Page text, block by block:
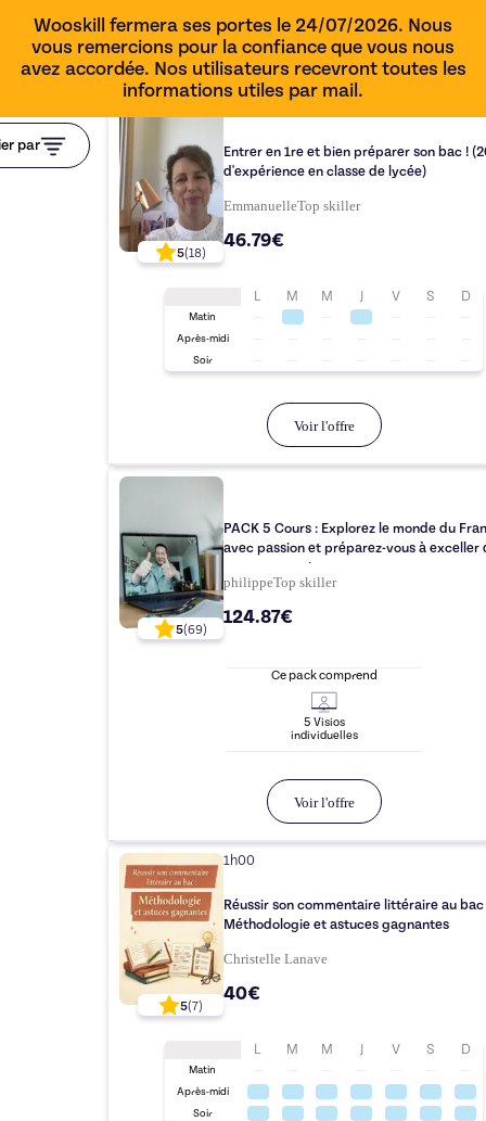
Wooskill fermera ses portes le 24/07/2026. Nous
vous remercions pour la confiance que vous nous
avez accordée. Nos utilisateurs recevront toutes les
informations utiles par mail.
par
5(18)
Entrer en 1re et bien préparer son bac ! (20 ans
d'expérience en classe de lycée)
EmmanuelleTop skiller
46.79€
L M M J V S D
Matin
Après-midi
Soir
Voir l'offre
5(69)
PACK 5 Cours : Explorez le monde du Français
avec passion et préparez-vous à exceller
vos examens !
philippeTop skiller
124.87€
Ce pack comprend
5 Visios
individuelles
Voir l'offre
5(7)
1h00
Réussir son commentaire littéraire au bac
Méthodologie et astuces gagnantes
Christelle Lanave
40€
L M M J V S D
Matin
Après-midi
Soir